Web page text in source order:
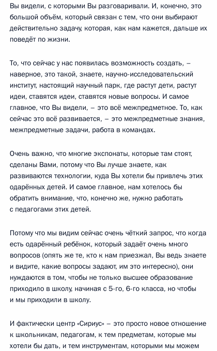
Вы видели, с которыми Вы разговаривали. И, конечно, это
большой объём, который связан с тем, что они выбирают
действительно задачу, которая, как нам кажется, дальше их
поведёт по жизни.
То, что сейчас у нас появилась возможность создать, –
наверное, это такой, знаете, научно-исследовательский
институт, настоящий научный парк, где растут дети, растут
идеи, ставятся идеи, ставятся новые вопросы. И самое
главное, что Вы видели, – это всё межпредметное. То, как
сейчас это всё развивается, – это межпредметные знания,
межпредметные задачи, работа в командах.
Очень важно, что многие экспонаты, которые там стоят,
сделаны Вами, потому что Вы лучше знаете, как
развиваются технологии, куда Вы хотели бы привлечь этих
одарённых детей. И самое главное, нам хотелось бы
обратить внимание, что, конечно же, нужно работать
с педагогами этих детей.
Потому что мы видим сейчас очень чёткий запрос, что когда
есть одарённый ребёнок, который задаёт очень много
вопросов (опять же те, кто к нам приезжал, Вы ведь знаете
и видите, какие вопросы задают, им это интересно), они
нуждаются в том, чтобы не только высшее образование
приходило в школу, начиная с 5-го, 6-го класса, но чтобы
и мы приходили в школу.
И фактически центр «Сириус» – это просто новое отношение
к школьникам, педагогам, к тем предметам, которые мы
хотели бы дать, и тем инструментам, которыми мы можем